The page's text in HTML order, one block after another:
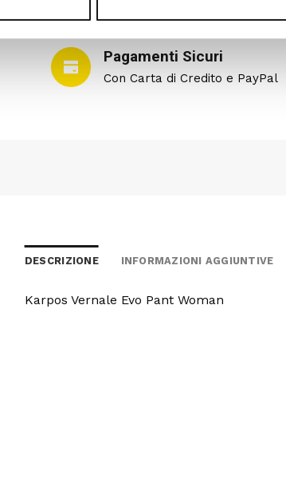
Pagamenti Sicuri
Con Carta di Credito e PayPal
DESCRIZIONE INFORMAZIONI AGGIUNTIVE
Karpos Vernale Evo Pant Woman